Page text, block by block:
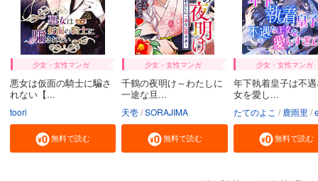
少女・女性マンガ
悪女は仮面の騎士に騙さ
れない【...
toori
無料で読む
少女・女性マンガ
千鶴の夜明け～わたしに
一途な旦...
天壱 SORAJIMA
無料で読む
少女・女性マンガ
年下執着皇子は不
女を愛し...
たてのよこ 鹿雨里
無料で読む